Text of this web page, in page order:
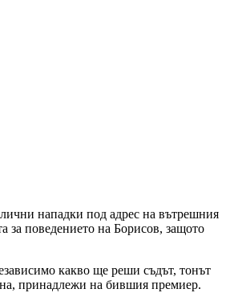
нападки под адрес на вътрешния
за поведението на Борисов, защото
какво ще реши съдът, тонът
принадлежи на бившия премиер.